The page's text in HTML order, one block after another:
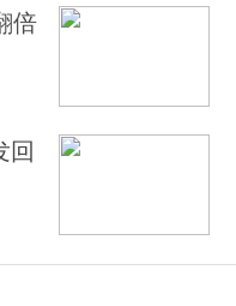
倍
回